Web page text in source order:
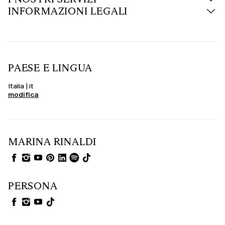
invece, si presentano ampi, freschi e sofisticati: la scelta perfetta per
l’estate e per chi cerca il massimo comfort senza rinunciare allo stile.
sensuale o punta su un modello dalla struttura più avvolgente per sentirti
INFORMAZIONI LEGALI
PAESE E LINGUA
Italia | it
modifica
MARINA RINALDI
PERSONA